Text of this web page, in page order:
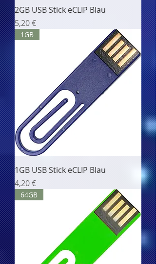
2GB USB Stick eCLIP Blau
Цена
5,20 €
1GB
1GB USB Stick eCLIP Blau
Цена
4,20 €
64GB